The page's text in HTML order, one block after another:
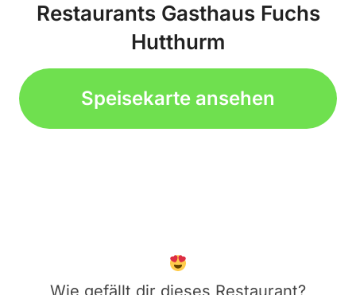
Restaurants Gasthaus Fuchs
Hutthurm
Speisekarte ansehen
Wie gefällt dir dieses Restaurant?